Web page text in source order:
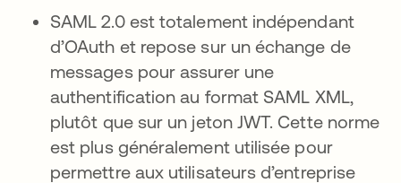
SAML 2.0 est totalement indépendant
d’OAuth et repose sur un échange de
messages pour assurer une
authentification au format SAML XML,
plutôt que sur un jeton JWT. Cette norme
est plus généralement utilisée pour
permettre aux utilisateurs d’entreprise